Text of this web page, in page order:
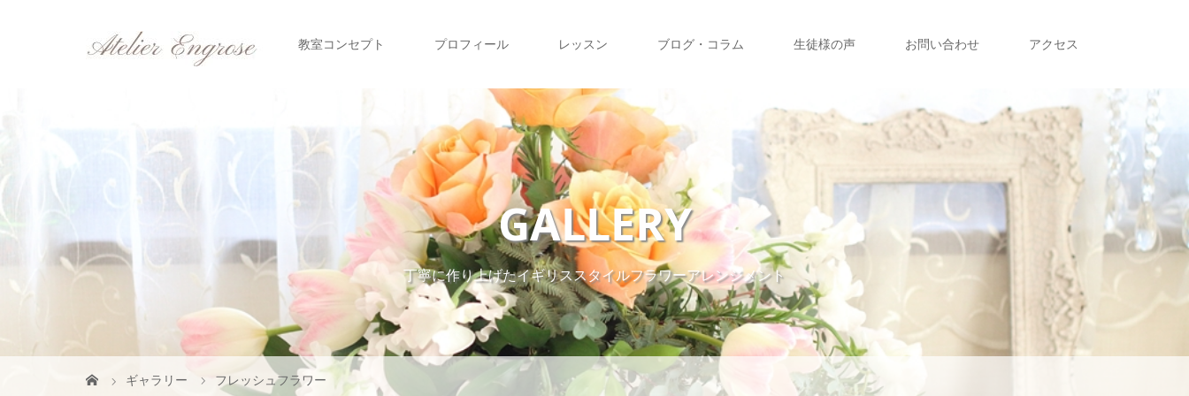
教室コンセプト プロフィール レッスン ブログ・コラム 生徒様の声 お問い合わせ アクセス
GALLERY
丁寧に作り上げたイギリススタイルフラワーアレンジメント
ギャラリー フレッシュフラワー